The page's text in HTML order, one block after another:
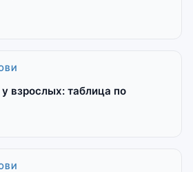
взрослых: таблица по